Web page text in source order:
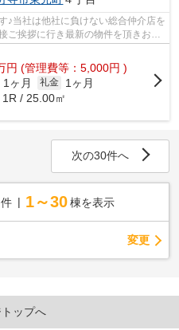
♪当社は他社に負けない総合仲介店を
ご挨拶に行き最新の物件を頂きお客
円 (管理費等：5,000円 )
1ヶ月 礼金
1ヶ月
1R / 25.00㎡
次の30件へ
件 1～30 棟を表示
変更
ップへ